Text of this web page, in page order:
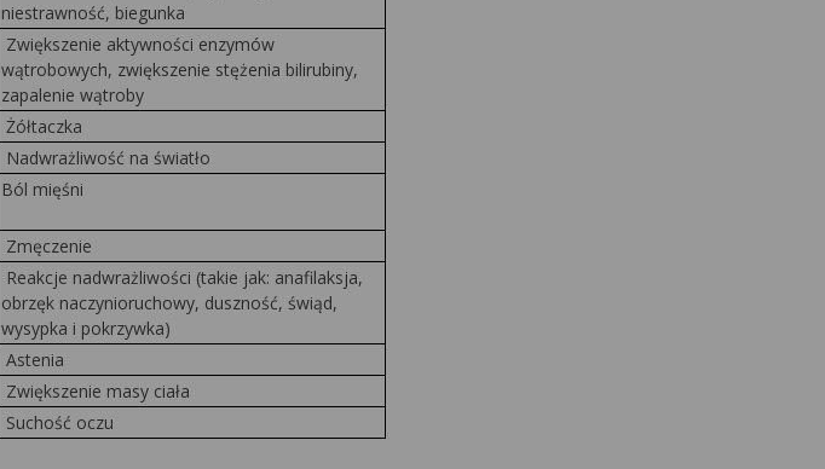
niestrawność, biegunka
Zwiększenie aktywności enzymów
wątrobowych, zwiększenie stężenia bilirubiny,
zapalenie wątroby
Żółtaczka
Nadwrażliwość na światło
Ból mięśni
Zmęczenie
Reakcje nadwrażliwości (takie jak: anafilaksja,
obrzęk naczynioruchowy, duszność, świąd,
wysypka i pokrzywka)
Astenia
Zwiększenie masy ciała
Suchość oczu